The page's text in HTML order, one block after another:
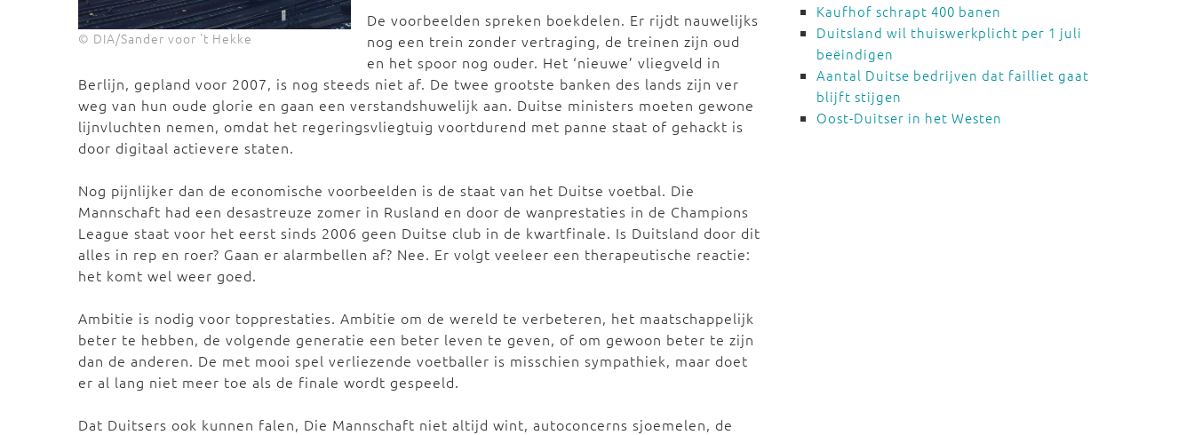
© DIA/Sander voor 't Hekke
De voorbeelden spreken boekdelen. Er rijdt nauwelijks
nog een trein zonder vertraging, de treinen zijn oud
en het spoor nog ouder. Het ‘nieuwe’ vliegveld in
Berlijn, gepland voor 2007, is nog steeds niet af. De twee grootste banken des lands zijn ver
weg van hun oude glorie en gaan een verstandshuwelijk aan. Duitse ministers moeten gewone
lijnvluchten nemen, omdat het regeringsvliegtuig voortdurend met panne staat of gehackt is
door digitaal actievere staten.
Nog pijnlijker dan de economische voorbeelden is de staat van het Duitse voetbal. Die
Mannschaft had een desastreuze zomer in Rusland en door de wanprestaties in de Champions
League staat voor het eerst sinds 2006 geen Duitse club in de kwartfinale. Is Duitsland door dit
alles in rep en roer? Gaan er alarmbellen af? Nee. Er volgt veeleer een therapeutische reactie:
het komt wel weer goed.
Ambitie is nodig voor topprestaties. Ambitie om de wereld te verbeteren, het maatschappelijk
beter te hebben, de volgende generatie een beter leven te geven, of om gewoon beter te zijn
dan de anderen. De met mooi spel verliezende voetballer is misschien sympathiek, maar doet
er al lang niet meer toe als de finale wordt gespeeld.
Dat Duitsers ook kunnen falen, Die Mannschaft niet altijd wint, autoconcerns sjoemelen, de
Kaufhof schrapt 400 banen
Duitsland wil thuiswerkplicht per 1 juli
beëindigen
Aantal Duitse bedrijven dat failliet gaat
blijft stijgen
Oost-Duitser in het Westen